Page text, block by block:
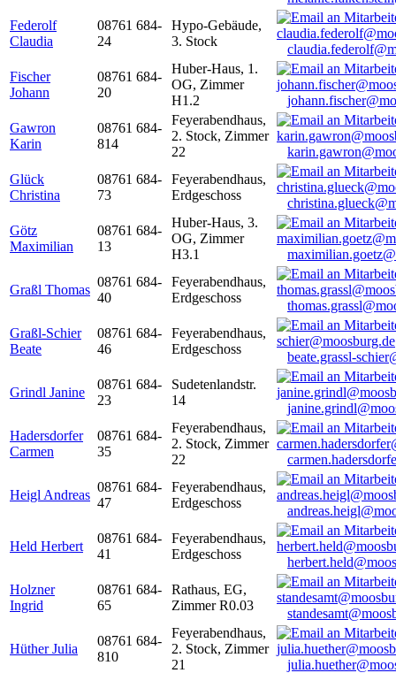
Federolf
Claudia
08761 684-
24
Hypo-Gebäude,
3. Stock
Fischer
Johann
08761 684-
20
Huber-Haus, 1.
OG, Zimmer
H1.2
Gawron
Karin
08761 684-
814
Feyerabendhaus,
2. Stock, Zimmer
22
Glück
Christina
08761 684-
73
Feyerabendhaus,
Erdgeschoss
Götz
Maximilian
08761 684-
13
Huber-Haus, 3.
OG, Zimmer
H3.1
Graßl Thomas
08761 684-
40
Feyerabendhaus,
Erdgeschoss
Graßl-Schier
Beate
08761 684-
46
Feyerabendhaus,
Erdgeschoss
beate.grassl-
Grindl Janine
08761 684-
23
Sudetenlandstr.
14
Hadersdorfer
Carmen
08761 684-
35
Feyerabendhaus,
2. Stock, Zimmer
22
Heigl Andreas
08761 684-
47
Feyerabendhaus,
Erdgeschoss
Held Herbert
08761 684-
41
Feyerabendhaus,
Erdgeschoss
Holzner
Ingrid
08761 684-
65
Rathaus, EG,
Zimmer R0.03
Hüther Julia
08761 684-
810
Feyerabendhaus,
2. Stock, Zimmer
21